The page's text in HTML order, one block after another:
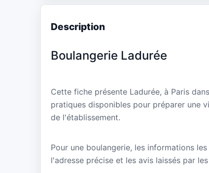
Description
Boulangerie Ladurée
Cette fiche présente Ladurée, à Paris
pratiques disponibles pour préparer une
de l'établissement.
Pour une boulangerie, les informations
l'adresse précise et les avis laissés par